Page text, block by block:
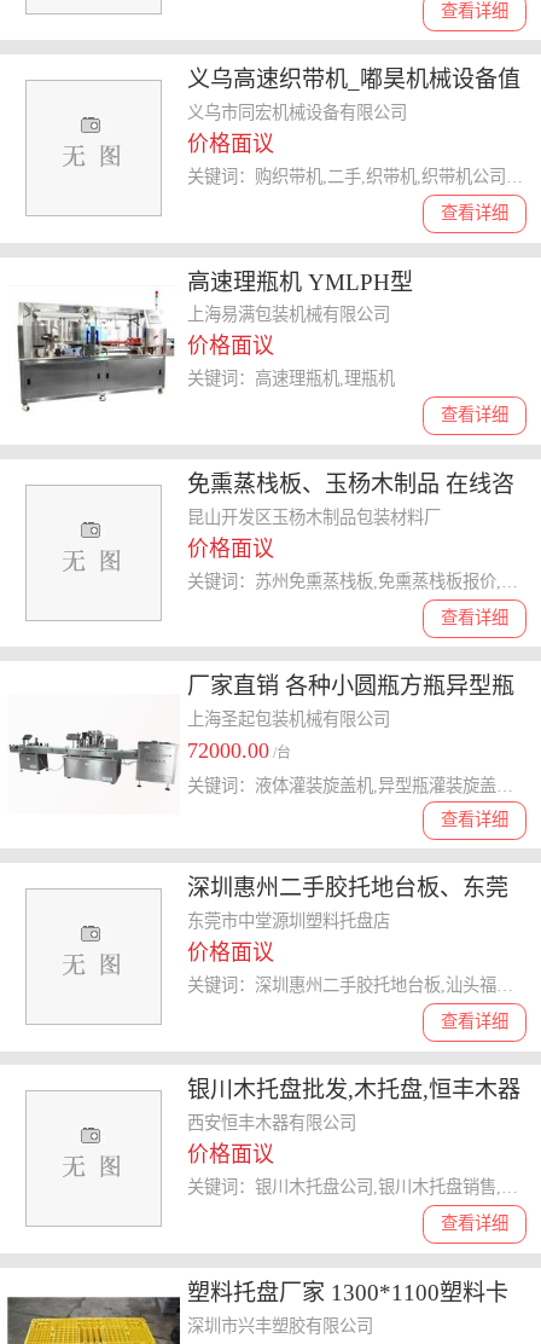
查看详细
义乌高速织带机_嘟昊机械设备值
得信赖_二手 织带机
义乌市同宏机械设备有限公司
价格面议
查看详细
高速理瓶机 YMLPH型
上海易满包装机械有限公司
价格面议
查看详细
关键词：高速理瓶机,理瓶机
免熏蒸栈板、玉杨木制品 在线咨
询 、免熏蒸栈板
昆山开发区玉杨木制品包装材料厂
价格面议
查看详细
厂家直销 各种小圆瓶方瓶异型瓶
液体灌装旋盖机
上海圣起包装机械有限公司
72000.00 /台
查看详细
深圳惠州二手胶托地台板、东莞
二手塑料卡板、清溪二手胶托地
台板
东莞市中堂源圳塑料托盘店
价格面议
查看详细
银川木托盘批发,木托盘,恒丰木器
西安恒丰木器有限公司
价格面议
查看详细
关键词：银川木托盘公司,银川木托盘销售,银川木托盘价格,木托盘
塑料托盘厂家 1300*1100塑料卡
板
深圳市兴丰塑胶有限公司